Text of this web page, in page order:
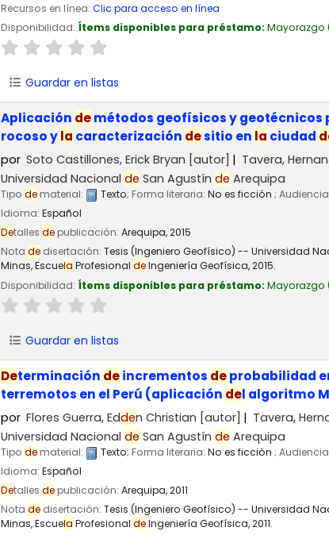
Recursos en línea: Clic para acceso en línea
Disponibilidad: Ítems disponibles para préstamo: Mayorazgo
Guardar en listas
Aplicación demétodos geofísicos y geotécnicos
rocoso yla caracterización desitio en la ciudad
por Soto Castillones, Erick Bryan [autor] Tavera,
Universidad Nacional de San Agustín de Arequipa
Tipo de material: Texto; Forma literaria: No es ficción ;
Idioma: Español
Detalles de publicación: Arequipa,2015
Nota de disertación: Tesis (Ingeniero Geofísico) -- Universidad
Minas, Escuela Profesional deIngeniería Geofísica, 2015.
Disponibilidad: Ítems disponibles para préstamo: Mayorazgo
Guardar en listas
Determinación deincrementos deprobabilidad
terremotos en el Perú (aplicación del algoritmo
por Flores Guerra, Edden Christian [autor] Tavera,
Universidad Nacional de San Agustín de Arequipa
Tipo dematerial: Texto; Forma literaria: No es ficción ;
Idioma: Español
Detalles depublicación: Arequipa,2011
Nota de disertación: Tesis (Ingeniero Geofísico) -- Universidad
Minas, Escuela Profesional deIngeniería Geofísica, 2011.